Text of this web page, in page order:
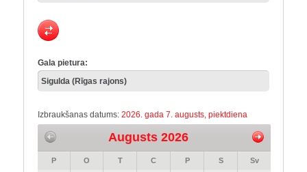
Gala pietura:
Izbraukšanas datums: 2026. gada 7. augusts, piektdiena
Augusts 2026
P O T C P S Sv